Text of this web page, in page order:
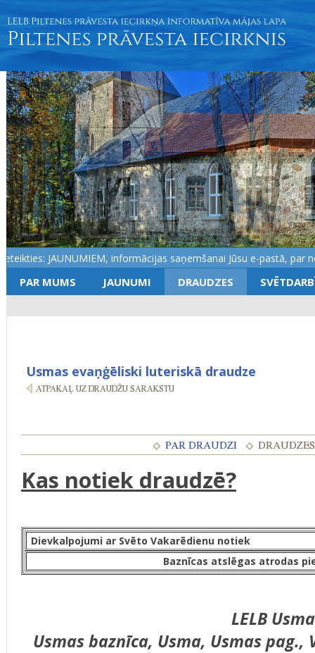
JAUNUMIEM, informācijas saņemšanai Jūsu e-pastā, par
PAR MUMS JAUNUMI DRAUDZES
Usmas evaņģēliski luteriskā draudze
Kas notiek draudzē?
Dievkalpojumi ar Svēto Vakarēdienu notiek
Baznīcas atslēgas atrodas
LELB
Usmas baznīca, Usma, Usmas pag.,